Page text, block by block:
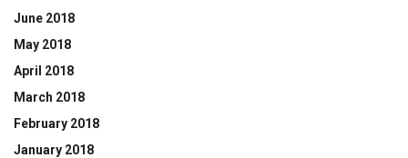
June 2018
May 2018
April 2018
March 2018
February 2018
January 2018